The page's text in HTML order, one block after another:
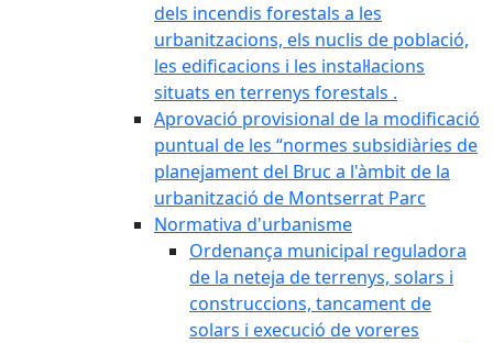
dels incendis forestals a les
urbanitzacions, els nuclis de població,
les edificacions i les instal·lacions
situats en terrenys forestals .
Aprovació provisional de la modificació
puntual de les “normes subsidiàries de
planejament del Bruc a l'àmbit de la
urbanització de Montserrat Parc
Normativa d'urbanisme
Ordenança municipal reguladora
de la neteja de terrenys, solars i
construccions, tancament de
solars i execució de voreres